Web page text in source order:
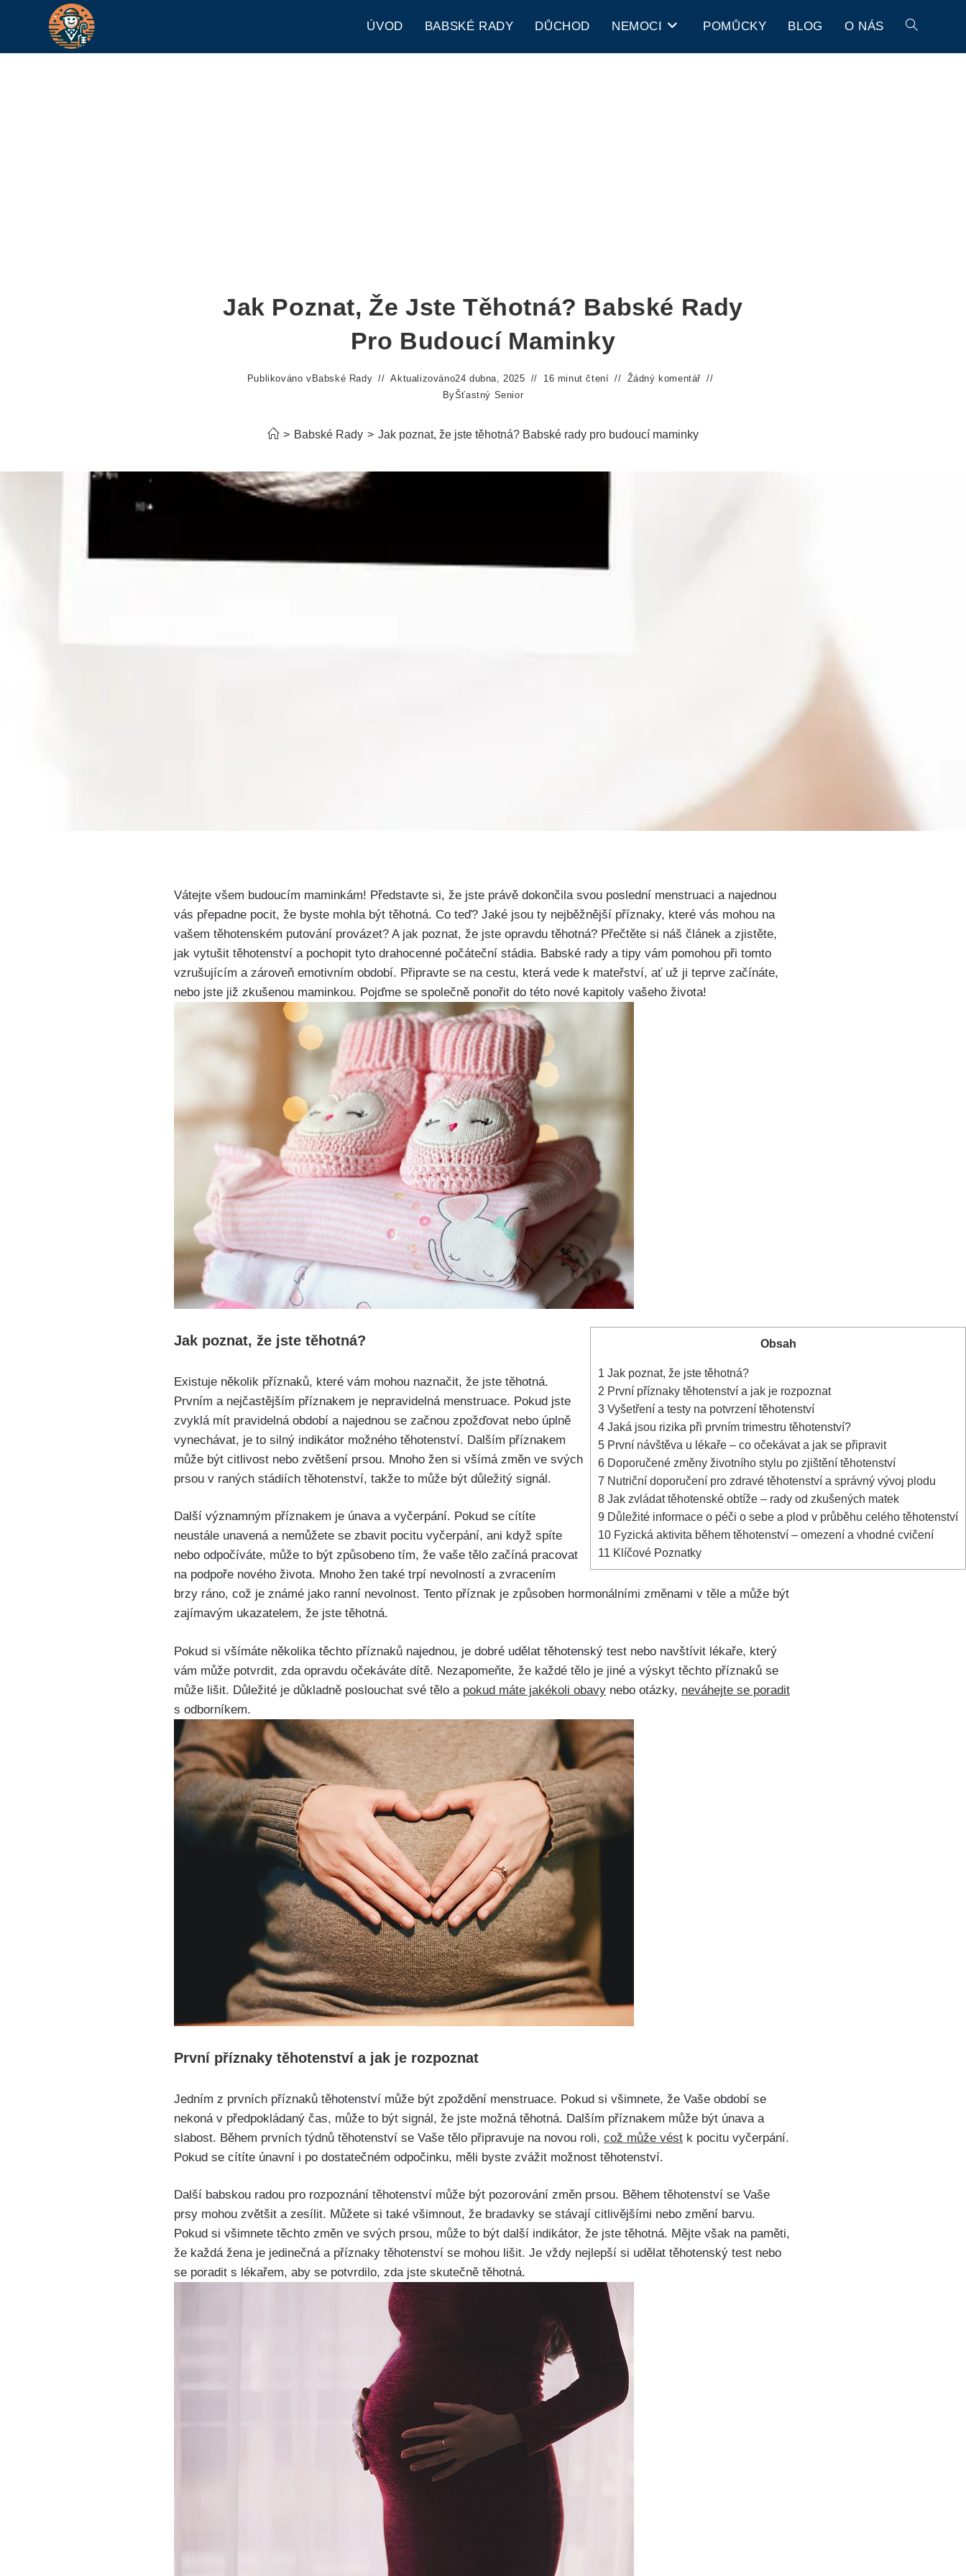
ÚVOD BABSKÉ RADY DŮCHOD NEMOCI POMŮCKY BLOG O NÁS
Jak Poznat, Že Jste Těhotná? Babské Rady
Pro Budoucí Maminky
Publikováno v Babské Rady Aktualizováno24 dubna, 2025 16 minut čtení
Žádný komentář
ByŠťastný Senior
> Babské Rady > Jak poznat, že jste těhotná? Babské rady pro budoucí maminky
Vátejte všem budoucím maminkám! Představte ​si, že jste právě dokončila svou poslední menstruaci a najednou
vás přepadne‌ pocit, že byste mohla být těhotná. Co teď? ⁤Jaké jsou⁢ ty nejběžnější‌ příznaky, které vás ⁤mohou na
vašem těhotenském putování ⁤provázet? A jak poznat, že jste opravdu​ těhotná? Přečtěte si náš článek a zjistěte,
jak vytušit těhotenství a pochopit tyto drahocenné počáteční stádia. Babské ⁤rady a tipy vám pomohou při tomto
vzrušujícím a zároveň emotivním období. Připravte se na cestu, která vede k⁢ mateřství, ať už ji teprve začínáte,
nebo jste již zkušenou maminkou. Pojďme ​se společně ponořit do této nové​ kapitoly vašeho života!
Obsah
1 Jak poznat, že⁢ jste těhotná?
2 První příznaky těhotenství ​a jak je rozpoznat
3 Vyšetření a testy na‍ potvrzení těhotenství
4 Jaká jsou rizika při prvním trimestru těhotenství?
5 První⁤ návštěva u lékaře – ⁤co očekávat a⁢ jak se připravit
6 Doporučené⁢ změny životního stylu po zjištění těhotenství
7 Nutriční doporučení pro zdravé těhotenství a správný⁢ vývoj plodu
8 Jak zvládat těhotenské obtíže – rady od zkušených matek
9 Důležité ​informace o péči o sebe a plod v průběhu celého těhotenství
10 Fyzická aktivita během těhotenství – omezení a vhodné ⁣cvičení
11 Klíčové Poznatky
Jak poznat, že⁢ jste těhotná?
Existuje‍ několik příznaků, které vám mohou naznačit, ​že jste těhotná.
Prvním a nejčastějším příznakem je nepravidelná menstruace. Pokud jste
zvyklá mít pravidelná období a⁤ najednou se začnou zpožďovat⁣ nebo úplně
vynechávat, je to silný indikátor možného těhotenství.‍ Dalším ⁢příznakem⁣
může být citlivost nebo zvětšení prsou. Mnoho ‍žen si všímá změn ve svých
prsou v raných stádiích těhotenství, takže to může být důležitý ‌signál.
Další významným příznakem​ je únava a vyčerpání. Pokud se cítíte
neustále ​unavená a nemůžete se zbavit pocitu ​vyčerpání, ani když ⁣spíte
nebo odpočíváte, může to být způsobeno tím, že vaše tělo začíná pracovat
‍na podpoře nového života. Mnoho žen také trpí nevolností a ​zvracením
‌brzy ráno, což⁤ je známé ‍jako ranní nevolnost.⁢ Tento ‍příznak je způsoben ‍hormonálními změnami v těle a může být
zajímavým ukazatelem, že jste těhotná.
Pokud si ⁢všímáte několika těchto příznaků najednou, je dobré ​udělat těhotenský test nebo navštívit lékaře, který
vám může potvrdit, zda opravdu očekáváte dítě. Nezapomeňte, že každé tělo je jiné a výskyt těchto příznaků​ se
může lišit. Důležité je důkladně poslouchat své tělo a pokud máte jakékoli obavy nebo otázky, neváhejte se poradit
s ‌odborníkem.
První příznaky těhotenství ​a jak je rozpoznat
Jedním⁤ z prvních příznaků těhotenství může být zpoždění menstruace. Pokud si všimnete, že​ Vaše období se
nekoná v předpokládaný čas, může ⁤to být ⁤signál, že jste ⁣možná těhotná. Dalším příznakem může být únava a
slabost. Během prvních týdnů‍ těhotenství se Vaše tělo ​připravuje na novou roli, což může vést k ‌pocitu vyčerpání.⁤
Pokud se cítíte únavní i po dostatečném odpočinku, měli byste zvážit možnost těhotenství.
Další babskou​ radou pro ‍rozpoznání těhotenství může být pozorování změn prsou. Během těhotenství se ⁣Vaše
prsy mohou zvětšit a ​zesílit. Můžete si také všimnout, ⁤že bradavky se stávají citlivějšími nebo změní⁣ barvu.
Pokud si všimnete těchto změn ve svých prsou, může to být další indikátor, že jste​ těhotná. Mějte však na paměti,
že každá žena⁤ je jedinečná a příznaky těhotenství se mohou lišit. Je vždy nejlepší si⁤ udělat těhotenský ⁤test nebo
se poradit s lékařem, aby se potvrdilo, zda jste skutečně těhotná.